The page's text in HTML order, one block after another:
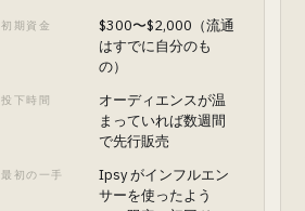
初期資金
$300〜$2,000（流通
はすでに自分のも
の）
投下時間
オーディエンスが温
まっていれば数週間
で先行販売
最初の一手
Ipsy がインフルエン
サーを使ったよう